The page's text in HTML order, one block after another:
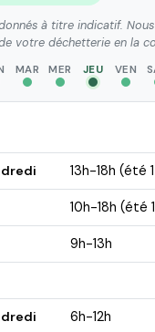
à titre indicatif.
votre déchetterie en la
MAR MER JEU VEN
13h-18h (été
10h-18h (été
9h-13h
6h-12h